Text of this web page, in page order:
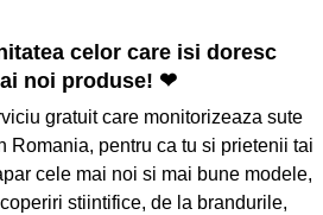
celor care isi doresc
noi produse! ❤
gratuit care monitorizeaza sute
Romania, pentru ca tu si prietenii tai
cele mai noi si mai bune modele,
stiintifice, de la brandurile,